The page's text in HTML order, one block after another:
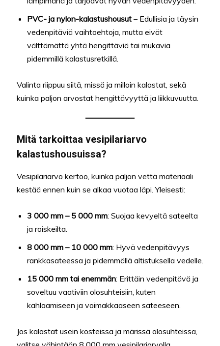
PVC- ja nylon-kalastushousut – Edullisia ja täysin
vedenpitäviä vaihtoehtoja, mutta eivät
välttämättä yhtä hengittäviä tai mukavia
pidemmillä kalastusretkillä.
Valinta riippuu siitä, missä ja milloin kalastat, sekä
kuinka paljon arvostat hengittävyyttä ja liikkuvuutta.
Mitä tarkoittaa vesipilariarvo
kalastushousuissa?
Vesipilariarvo kertoo, kuinka paljon vettä materiaali
kestää ennen kuin se alkaa vuotaa läpi. Yleisesti:
3 000 mm – 5 000 mm: Suojaa kevyeltä sateelta
ja roiskeilta.
8 000 mm – 10 000 mm: Hyvä vedenpitävyys
rankkasateessa ja pidemmällä altistuksella vedelle.
15 000 mm tai enemmän: Erittäin vedenpitävä ja
soveltuu vaativiin olosuhteisiin, kuten
kahlaamiseen ja voimakkaaseen sateeseen.
Jos kalastat usein kosteissa ja märissä olosuhteissa,